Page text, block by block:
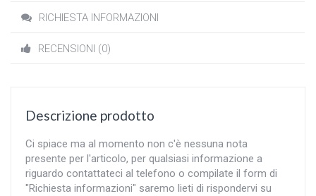
RICHIESTA INFORMAZIONI
RECENSIONI (0)
Descrizione prodotto
Ci spiace ma al momento non c'è nessuna nota
presente per l'articolo, per qualsiasi informazione a
riguardo contattateci al telefono o compilate il form di
"Richiesta informazioni" saremo lieti di rispondervi su